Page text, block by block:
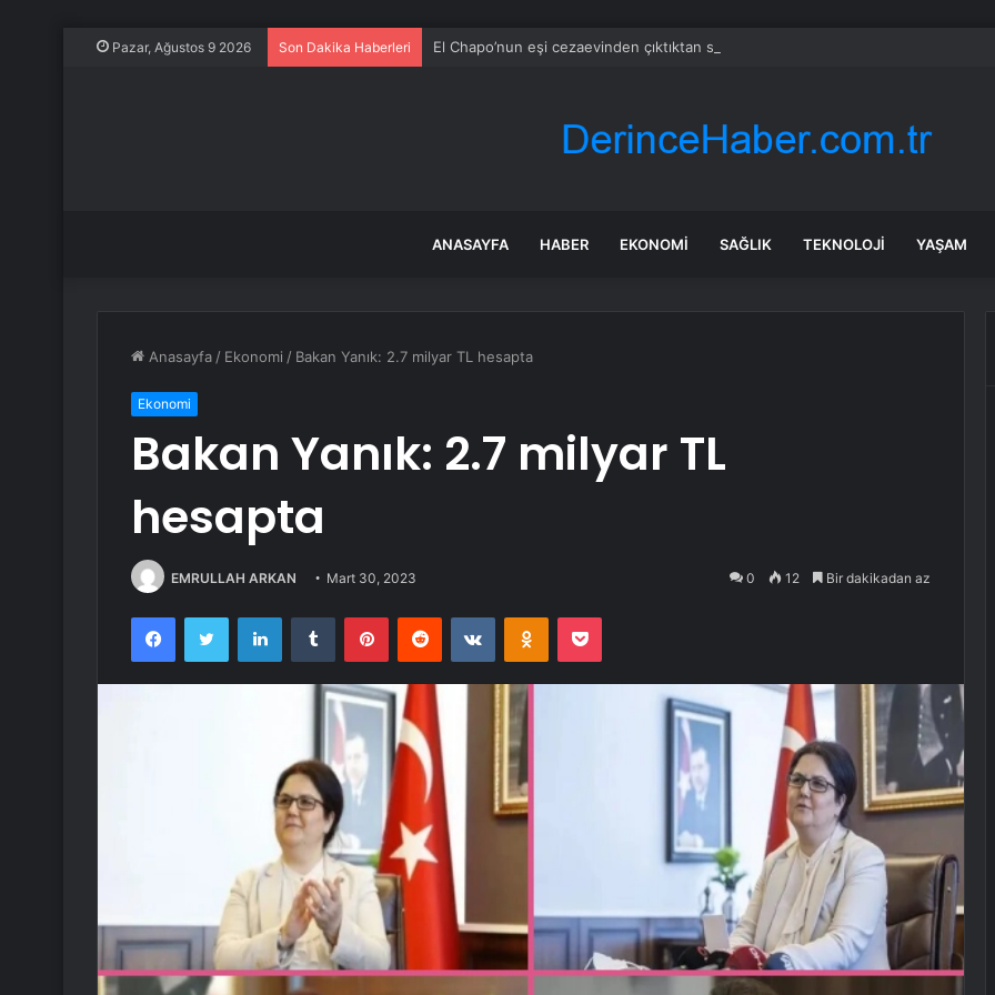
Pazar, Ağustos 9 2026 Son Dakika Haberleri El Chapo’nun eşi cezaevinden çıktıktan sonra fenomene dönüştü
ANASAYFA HABER EKONOMI SAĞLIK TEKNOLOJI YAŞAM
Anasayfa / Ekonomi / Bakan Yanık: 2.7 milyar TL hesapta
Ekonomi
Bakan Yanık: 2.7 milyar TL
hesapta
EMRULLAH ARKAN Mart 30, 2023 0 12 Bir dakikadan az
FacebookTwitter LinkedInTumblr PinterestReddit VKontakteOdnoklassniki
Pocket